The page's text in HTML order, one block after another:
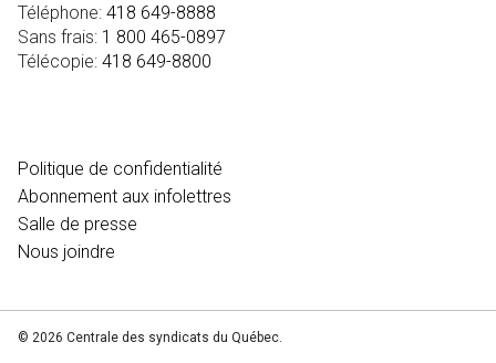
Téléphone: 418 649-8888
Sans frais: 1 800 465-0897
Télécopie: 418 649-8800
Politique de confidentialité
Abonnement aux infolettres
Salle de presse
Nous joindre
© 2026 Centrale des syndicats du Québec.